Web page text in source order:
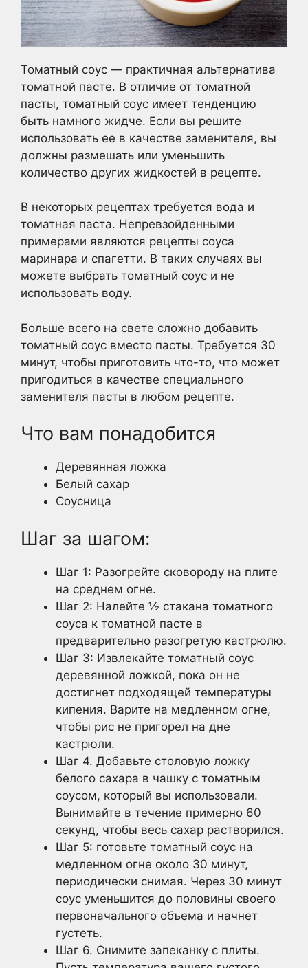
Томатный соус — практичная альтернатива
томатной пасте. В отличие от томатной
пасты, томатный соус имеет тенденцию
быть намного жидче. Если вы решите
использовать ее в качестве заменителя, вы
должны размешать или уменьшить
количество других жидкостей в рецепте.
В некоторых рецептах требуется вода и
томатная паста. Непревзойденными
примерами являются рецепты соуса
маринара и спагетти. В таких случаях вы
можете выбрать томатный соус и не
использовать воду.
Больше всего на свете сложно добавить
томатный соус вместо пасты. Требуется 30
минут, чтобы приготовить что-то, что может
пригодиться в качестве специального
заменителя пасты в любом рецепте.
Что вам понадобится
Деревянная ложка
Белый сахар
Соусница
Шаг за шагом:
Шаг 1: Разогрейте сковороду на плите
на среднем огне.
Шаг 2: Налейте ½ стакана томатного
соуса к томатной пасте в
предварительно разогретую кастрюлю.
Шаг 3: Извлекайте томатный соус
деревянной ложкой, пока он не
достигнет подходящей температуры
кипения. Варите на медленном огне,
чтобы рис не пригорел на дне
кастрюли.
Шаг 4. Добавьте столовую ложку
белого сахара в чашку с томатным
соусом, который вы использовали.
Вынимайте в течение примерно 60
секунд, чтобы весь сахар растворился.
Шаг 5: готовьте томатный соус на
медленном огне около 30 минут,
периодически снимая. Через 30 минут
соус уменьшится до половины своего
первоначального объема и начнет
густеть.
Шаг 6. Снимите запеканку с плиты.